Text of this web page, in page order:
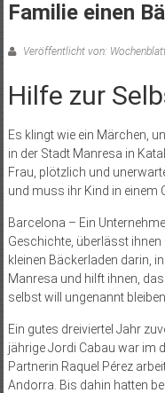
Familie einen
Veröffentlicht von:
Hilfe zur
Es klingt wie ein Märchen,
in der Stadt Manresa in
Frau, plötzlich und
und muss ihr Kind in einem
Barcelona – Ein
Geschichte, überlässt
kleinen Bäckerladen darin,
Manresa und hilft ihnen,
selbst will ungenannt bleiben.
Ein gutes dreiviertel Jahr
jährige Jordi Cabau war im
Partnerin Raquel Pérez
Andorra. Bis dahin hatten